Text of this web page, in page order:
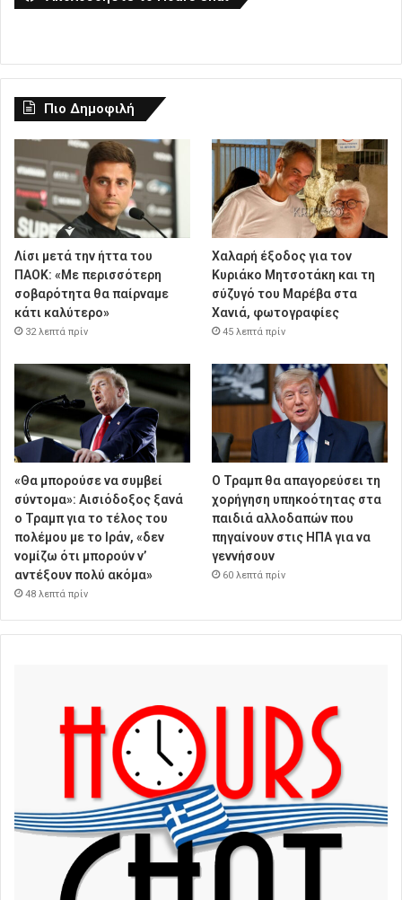
Πιο Δημοφιλή
Λίσι μετά την ήττα του
ΠΑΟΚ: «Με περισσότερη
σοβαρότητα θα παίρναμε
κάτι καλύτερο»
32 λεπτά πρίν
Χαλαρή έξοδος για τον
Κυριάκο Μητσοτάκη και τη
σύζυγό του Μαρέβα στα
Χανιά, φωτογραφίες
45 λεπτά πρίν
«Θα μπορούσε να συμβεί
σύντομα»: Αισιόδοξος ξανά
ο Τραμπ για το τέλος του
πολέμου με το Ιράν, «δεν
νομίζω ότι μπορούν ν’
αντέξουν πολύ ακόμα»
48 λεπτά πρίν
Ο Τραμπ θα απαγορεύσει τη
χορήγηση υπηκοότητας στα
παιδιά αλλοδαπών που
πηγαίνουν στις ΗΠΑ για να
γεννήσουν
60 λεπτά πρίν